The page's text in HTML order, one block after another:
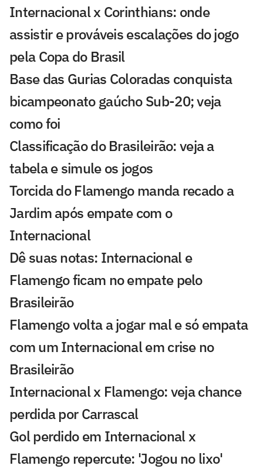
Internacional x Corinthians: onde
assistir e prováveis escalações do jogo
pela Copa do Brasil
Base das Gurias Coloradas conquista
bicampeonato gaúcho Sub-20; veja
como foi
Classificação do Brasileirão: veja a
tabela e simule os jogos
Torcida do Flamengo manda recado a
Jardim após empate com o
Internacional
Dê suas notas: Internacional e
Flamengo ficam no empate pelo
Brasileirão
Flamengo volta a jogar mal e só empata
com um Internacional em crise no
Brasileirão
Internacional x Flamengo: veja chance
perdida por Carrascal
Gol perdido em Internacional x
Flamengo repercute: 'Jogou no lixo'